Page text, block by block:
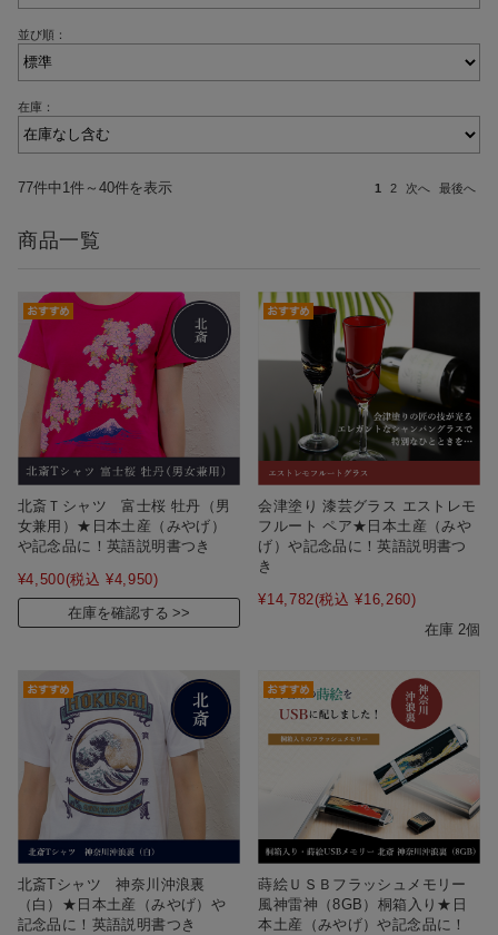
並び順：
在庫：
77件中1件～40件を表示 1 2 次へ 最後へ
商品一覧
北斎Ｔシャツ 富士桜 牡丹（男
女兼用）★日本土産（みやげ）
や記念品に！英語説明書つき
¥4,500(税込 ¥4,950)
在庫を確認する
会津塗り 漆芸グラス エストレモ
フルート ペア★日本土産（みや
げ）や記念品に！英語説明書つ
き
¥14,782(税込 ¥16,260)
在庫 2個
北斎Tシャツ 神奈川沖浪裏
（白）★日本土産（みやげ）や
記念品に！英語説明書つき
蒔絵ＵＳＢフラッシュメモリー
風神雷神（8GB）桐箱入り★日
本土産（みやげ）や記念品に！